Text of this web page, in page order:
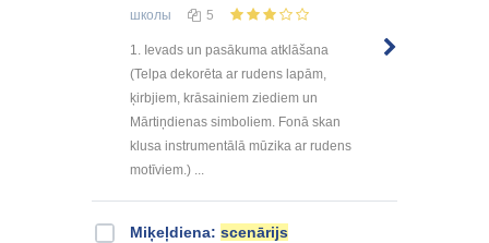
школы
5
1. Ievads un pasākuma atklāšana
(Telpa dekorēta ar rudens lapām,
ķirbjiem, krāsainiem ziediem un
Mārtiņdienas simboliem. Fonā skan
klusa instrumentālā mūzika ar rudens
motīviem.) ...
Miķeļdiena: scenārijs